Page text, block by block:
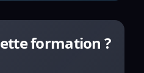
formation ?